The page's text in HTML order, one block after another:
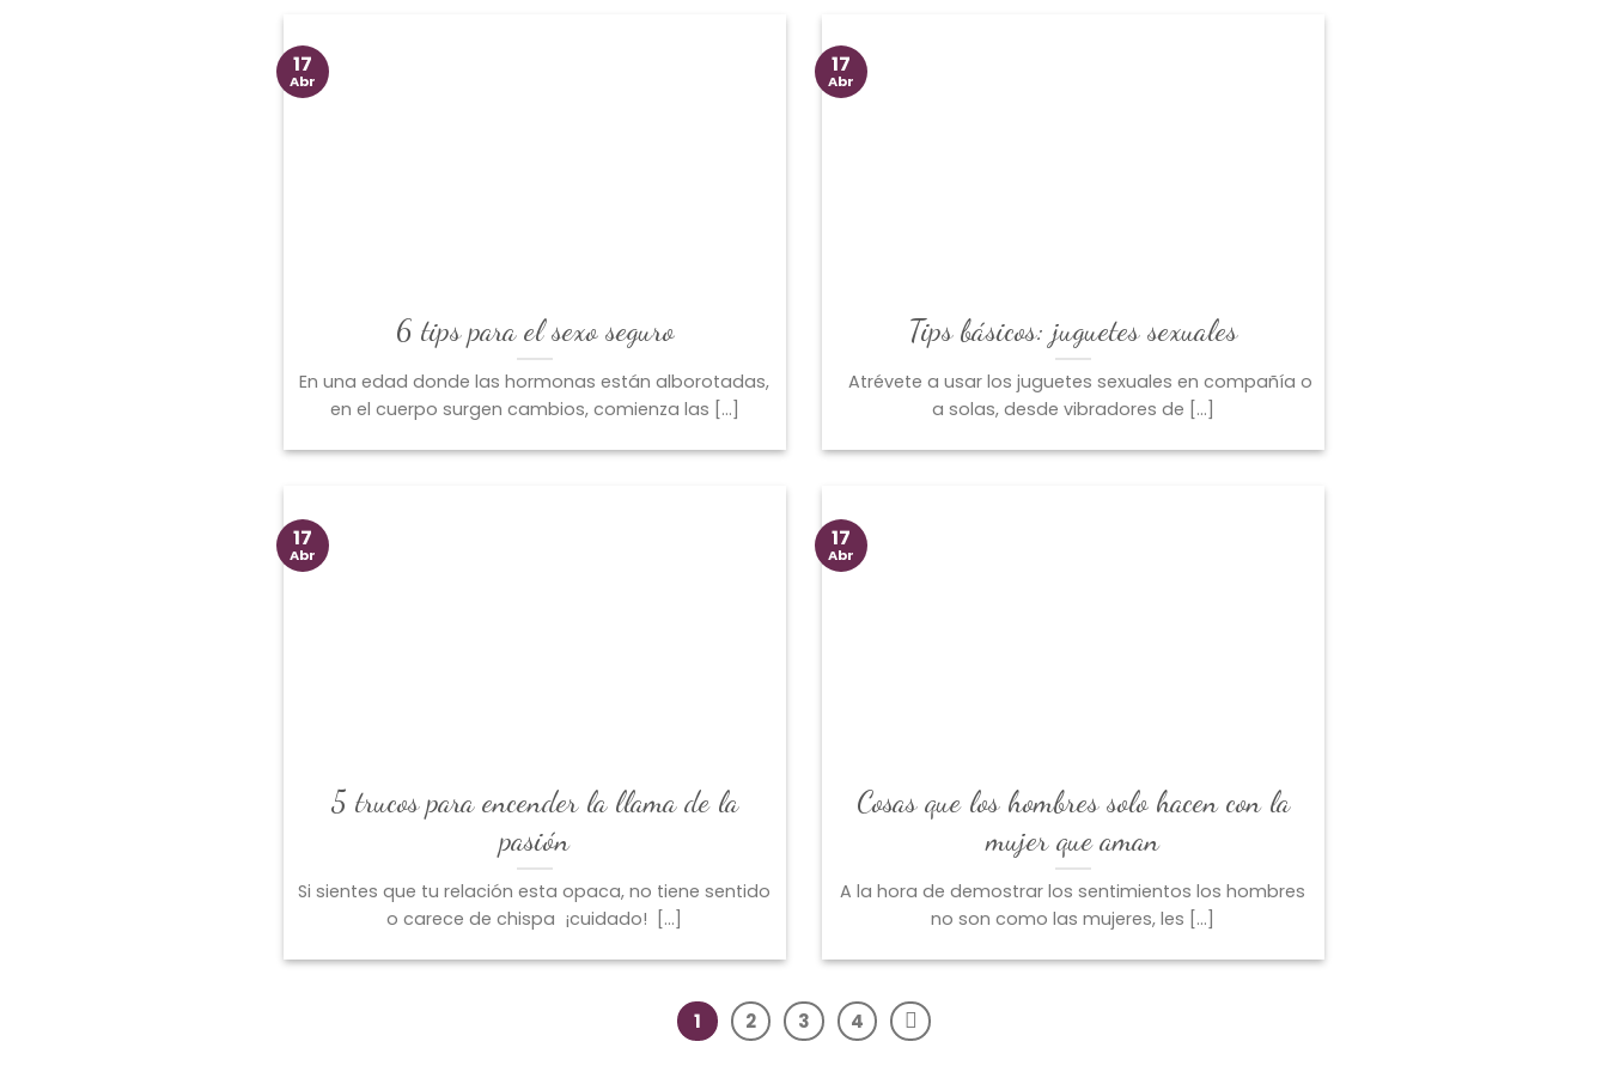
6 tips para el sexo seguro
En una edad donde las hormonas están alborotadas,
en el cuerpo surgen cambios, comienza las [...]
17
Abr
Tips básicos: juguetes sexuales
Atrévete a usar los juguetes sexuales en compañía o
a solas, desde vibradores de [...]
17
Abr
5 trucos para encender la llama de la
pasión
Si sientes que tu relación esta opaca, no tiene sentido
o carece de chispa ¡cuidado! [...]
17
Abr
Cosas que los hombres solo hacen con la
mujer que aman
A la hora de demostrar los sentimientos los hombres
no son como las mujeres, les [...]
17
Abr
1 2 3 4